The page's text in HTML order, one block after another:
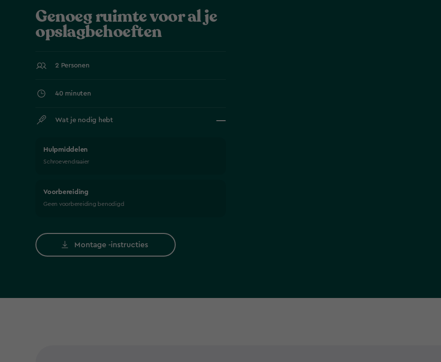
Genoeg ruimte voor al je
opslagbehoeften
2 Personen
40 minuten
Wat je nodig hebt
Hulpmiddelen
Schroevendraaier
Voorbereiding
Geen voorbereiding benodigd
Montage -instructies